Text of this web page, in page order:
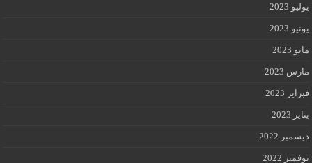
يوليو 2023
يونيو 2023
مايو 2023
مارس 2023
فبراير 2023
يناير 2023
ديسمبر 2022
نوفمبر 2022